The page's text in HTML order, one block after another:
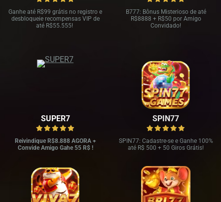
Ganhe até R$99 grátis no registro e
desbloqueie recompensas VIP de
até R$55.555!
B777: Bônus Misterioso de até
R$8888 + R$50 por Amigo
Convidado!
SUPER7
Reivindique R$8.888 AGORA +
Convide Amigo Gahe 55 R$ !
SPIN77
SPIN77: Cadastre-se e Ganhe 100%
até R$ 500 + 50 Giros Grátis!